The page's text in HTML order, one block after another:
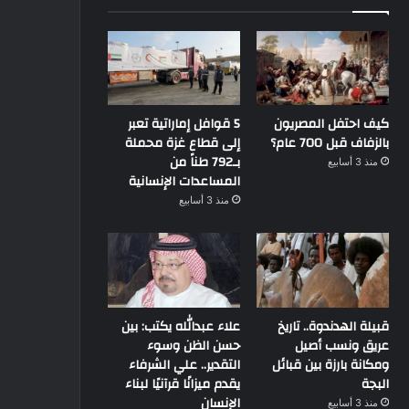
كيف احتفل المصريون
بالزفاف قبل 700 عام؟
منذ 3 أسابيع
5 قوافل إماراتية تعبر
إلى قطاع غزة محملة
بـ792 طناً من
المساعدات الإنسانية
منذ 3 أسابيع
قبيلة الهدندوة.. تاريخ
عريق ونسب أصيل
ومكانة بارزة بين قبائل
البجة
منذ 3 أسابيع
علاء عبدالله يكتب: بين
حسن الظن وسوء
التقدير.. علي الشرفاء
يقدم ميزانًا قرآنيًا لبناء
الإنسان